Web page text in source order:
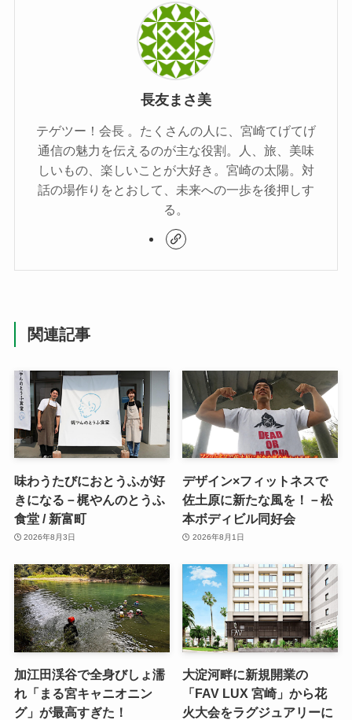
長友まさ美
テゲツー！会長 。たくさんの人に、宮崎てげてげ
通信の魅力を伝えるのが主な役割。人、旅、美味
しいもの、楽しいことが大好き。宮崎の太陽。対
話の場作りをとおして、未来への一歩を後押しす
る。
関連記事
味わうたびにおとうふが好
きになる－梶やんのとうふ
食堂 / 新富町
2026年8月3日
デザイン×フィットネスで
佐土原に新たな風を！－松
本ボディビル同好会
2026年8月1日
加江田渓谷で全身びしょ濡
れ「まる宮キャニオニン
グ」が最高すぎた！
大淀河畔に新規開業の
「FAV LUX 宮崎」から花
火大会をラグジュアリーに